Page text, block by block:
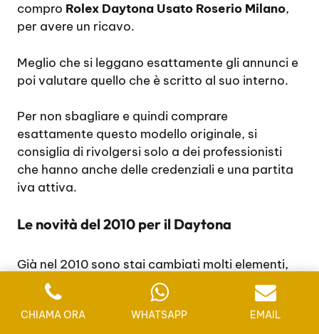
compro Rolex Daytona Usato Roserio Milano,
per avere un ricavo.
Meglio che si leggano esattamente gli annunci e
poi valutare quello che è scritto al suo interno.
Per non sbagliare e quindi comprare
esattamente questo modello originale, si
consiglia di rivolgersi solo a dei professionisti
che hanno anche delle credenziali e una partita
iva attiva.
Le novità del 2010 per il Daytona
Già nel 2010 sono stai cambiati molti elementi,
come la lunetta non più incisa e in acciaio, ma si
è preferito scegliere una lunetta in ceramica
nera. Lo stile è stato immediatamente
CHIAMA ORA WHATSAPP EMAIL